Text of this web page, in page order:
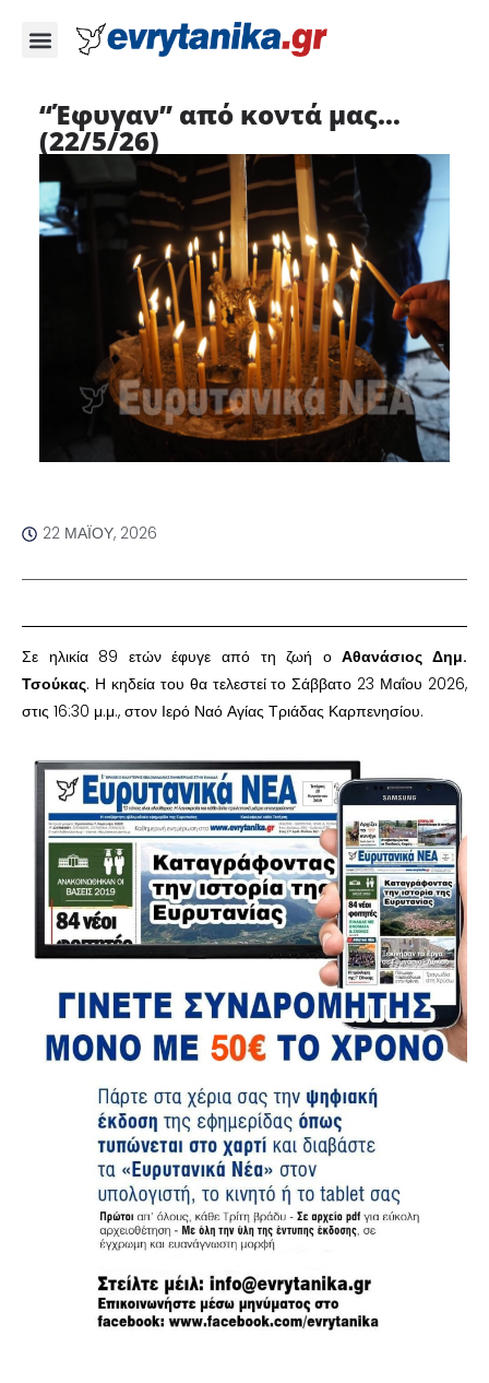
“Έφυγαν” από κοντά μας…
(22/5/26)
22 ΜΑΪ́ΟΥ, 2026
Σε ηλικία 89 ετών έφυγε από τη ζωή οΑθανάσιος Δημ.
Τσούκας. Η κηδεία του θα τελεστεί το Σάββατο 23 Μαΐου 2026,
στις 16:30 μ.μ., στον Ιερό Ναό Αγίας Τριάδας Καρπενησίου.